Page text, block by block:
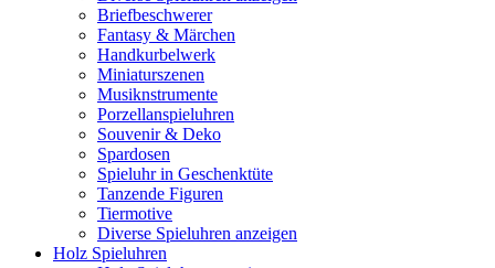
Briefbeschwerer
Fantasy & Märchen
Handkurbelwerk
Miniaturszenen
Musiknstrumente
Porzellanspieluhren
Souvenir & Deko
Spardosen
Spieluhr in Geschenktüte
Tanzende Figuren
Tiermotive
Diverse Spieluhren anzeigen
Holz Spieluhren